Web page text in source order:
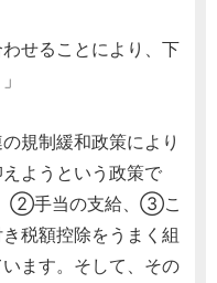
せることにより、下
規制緩和政策により
ようという政策で
②手当の支給、③こ
税額控除をうまく組
ます。そして、その